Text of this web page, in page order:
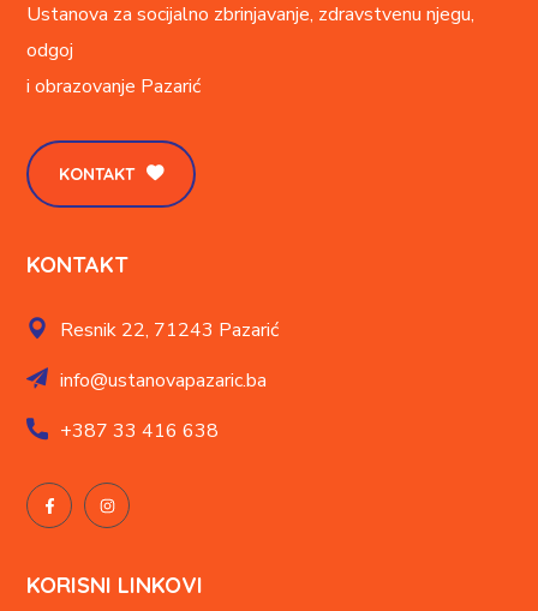
Ustanova za socijalno zbrinjavanje, zdravstvenu njegu,
odgoj
i obrazovanje Pazarić
KONTAKT
KONTAKT
Resnik 22, 71243 Pazarić
info@ustanovapazaric.ba
+38733 416 638
KORISNI LINKOVI